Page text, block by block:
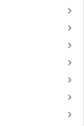
keyboard_arrow_right
keyboard_arrow_right
keyboard_arrow_right
keyboard_arrow_right
keyboard_arrow_right
keyboard_arrow_right
keyboard_arrow_right